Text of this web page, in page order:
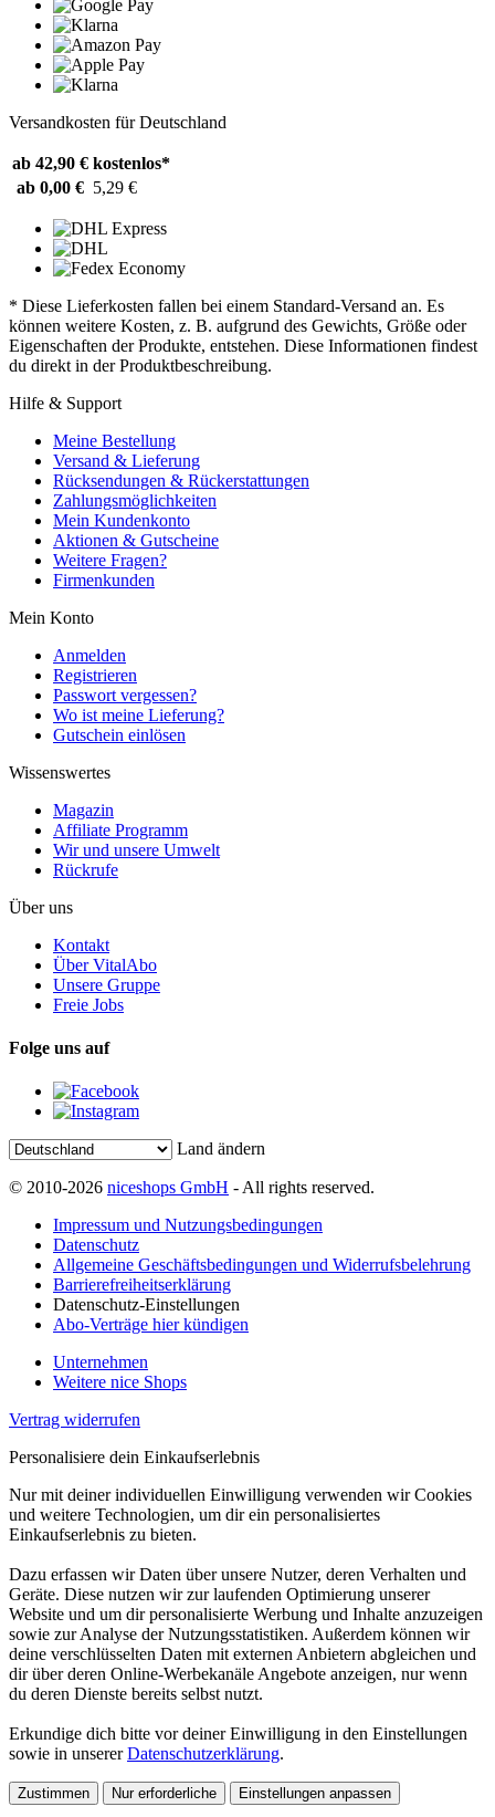
Versandkosten für Deutschland
ab 42,90 € kostenlos*
ab 0,00 € 5,29 €
* Diese Lieferkosten fallen bei einem Standard-Versand an. Es
können weitere Kosten, z. B. aufgrund des Gewichts, Größe oder
Eigenschaften der Produkte, entstehen. Diese Informationen findest
du direkt in der Produktbeschreibung.
Hilfe & Support
Meine Bestellung
Versand & Lieferung
Rücksendungen & Rückerstattungen
Zahlungsmöglichkeiten
Mein Kundenkonto
Aktionen & Gutscheine
Weitere Fragen?
Firmenkunden
Mein Konto
Anmelden
Registrieren
Passwort vergessen?
Wo ist meine Lieferung?
Gutschein einlösen
Wissenswertes
Magazin
Affiliate Programm
Wir und unsere Umwelt
Rückrufe
Über uns
Kontakt
Über VitalAbo
Unsere Gruppe
Freie Jobs
Folge uns auf
Land ändern
© 2010-2026 niceshops GmbH - All rights reserved.
Impressum und Nutzungsbedingungen
Datenschutz
Allgemeine Geschäftsbedingungen und Widerrufsbelehrung
Barrierefreiheitserklärung
Datenschutz-Einstellungen
Abo-Verträge hier kündigen
Unternehmen
Weitere nice Shops
Vertrag widerrufen
Personalisiere dein Einkaufserlebnis
Nur mit deiner individuellen Einwilligung verwenden wir Cookies
und weitere Technologien, um dir ein personalisiertes
Einkaufserlebnis zu bieten.
Dazu erfassen wir Daten über unsere Nutzer, deren Verhalten und
Geräte. Diese nutzen wir zur laufenden Optimierung unserer
Website und um dir personalisierte Werbung und Inhalte anzuzeigen
sowie zur Analyse der Nutzungsstatistiken. Außerdem können wir
deine verschlüsselten Daten mit externen Anbietern abgleichen und
dir über deren Online-Werbekanäle Angebote anzeigen, nur wenn
du deren Dienste bereits selbst nutzt.
Erkundige dich bitte vor deiner Einwilligung in den Einstellungen
sowie in unsererDatenschutzerklärung.
Zustimmen Nur erforderliche Einstellungen anpassen